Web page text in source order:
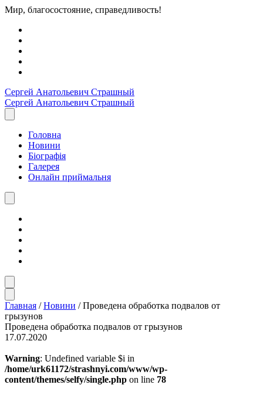
Мир, благосостояние, справедливость!
Сергей Анатольевич Страшный
Сергей Анатольевич Страшный
Головна
Новини
Біографія
Галерея
Онлайн приймальня
Главная / Новини / Проведена обработка подвалов от
грызунов
Проведена обработка подвалов от грызунов
17.07.2020
Warning: Undefined variable $i in
/home/urk61172/strashnyi.com/www/wp-
content/themes/selfy/single.php on line 78